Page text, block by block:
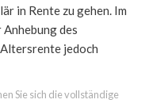
in Rente zu gehen. Im
des
jedoch
Sie sich die vollständige